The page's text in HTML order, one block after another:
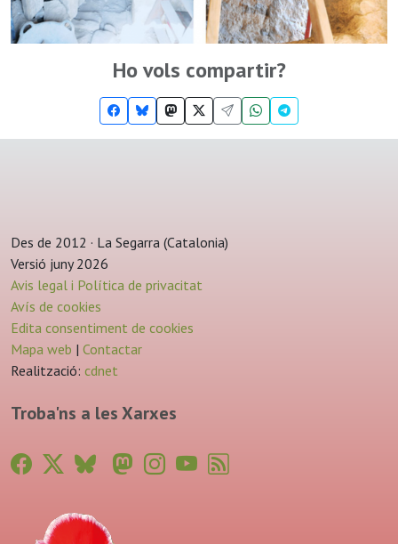
Ho vols compartir?
Des de 2012 · La Segarra (Catalonia)
Versió juny 2026
Avis legal i Política de privacitat
Avís de cookies
Edita consentiment de cookies
Mapa web | Contactar
Realització: cdnet
Troba'ns a les Xarxes